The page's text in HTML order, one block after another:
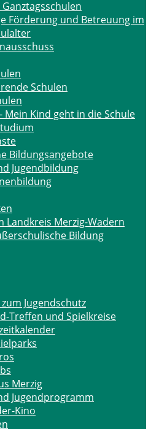
Förderung und Betreuung im
Schulen
Mein Kind geht in die Schule
Bildungsangebote
Jugendbildung
Landkreis Merzig-Wadern
Bildung
Jugendschutz
Treffen und Spielkreise
Merzig
Jugendprogramm
Kino